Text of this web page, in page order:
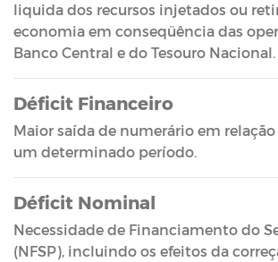
liquida dos recursos injetados ou
economia em conseqüência das
Banco Central e do Tesouro Nacional.
Déficit Financeiro
Maior saída de numerário em
um determinado período.
Déficit Nominal
Necessidade de Financiamento do
(NFSP), incluindo os efeitos da